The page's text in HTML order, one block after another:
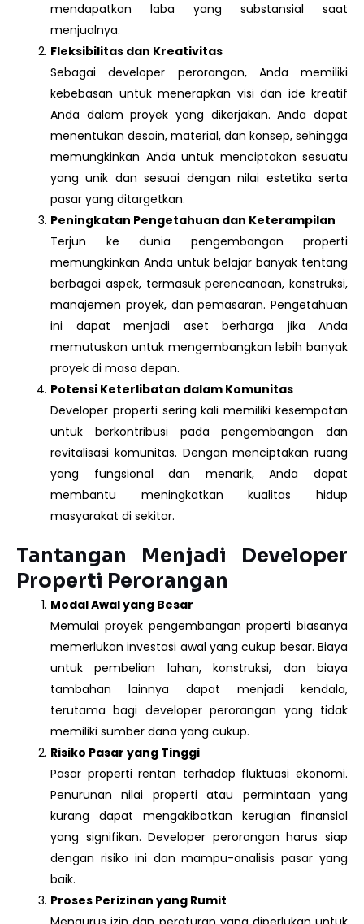
mendapatkan laba yang substansial saat
menjualnya.
Fleksibilitas dan Kreativitas
Sebagai developer perorangan, Anda memiliki
kebebasan untuk menerapkan visi dan ide kreatif
Anda dalam proyek yang dikerjakan. Anda dapat
menentukan desain, material, dan konsep, sehingga
memungkinkan Anda untuk menciptakan sesuatu
yang unik dan sesuai dengan nilai estetika serta
pasar yang ditargetkan.
Peningkatan Pengetahuan dan Keterampilan
Terjun ke dunia pengembangan properti
memungkinkan Anda untuk belajar banyak tentang
berbagai aspek, termasuk perencanaan, konstruksi,
manajemen proyek, dan pemasaran. Pengetahuan
ini dapat menjadi aset berharga jika Anda
memutuskan untuk mengembangkan lebih banyak
proyek di masa depan.
Potensi Keterlibatan dalam Komunitas
Developer properti sering kali memiliki kesempatan
untuk berkontribusi pada pengembangan dan
revitalisasi komunitas. Dengan menciptakan ruang
yang fungsional dan menarik, Anda dapat
membantu meningkatkan kualitas hidup
masyarakat di sekitar.
Tantangan Menjadi Developer
Properti Perorangan
Modal Awal yang Besar
Memulai proyek pengembangan properti biasanya
memerlukan investasi awal yang cukup besar. Biaya
untuk pembelian lahan, konstruksi, dan biaya
tambahan lainnya dapat menjadi kendala,
terutama bagi developer perorangan yang tidak
memiliki sumber dana yang cukup.
Risiko Pasar yang Tinggi
Pasar properti rentan terhadap fluktuasi ekonomi.
Penurunan nilai properti atau permintaan yang
kurang dapat mengakibatkan kerugian finansial
yang signifikan. Developer perorangan harus siap
dengan risiko ini dan mampu-analisis pasar yang
baik.
Proses Perizinan yang Rumit